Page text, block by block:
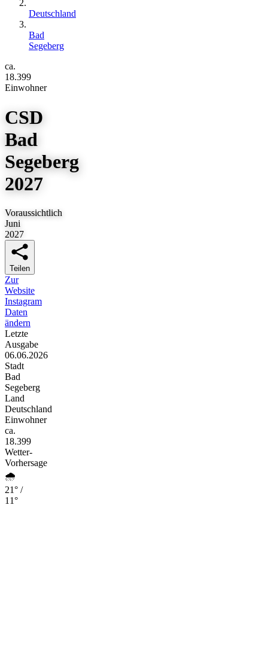
Deutschland
Bad
Segeberg
ca.
18.399
Einwohner
CSD
Bad
Segeberg
2027
Voraussichtlich
Juni
2027
Teilen
Zur
Website
Instagram
Daten
ändern
Letzte
Ausgabe
06.06.2026
Stadt
Bad
Segeberg
Land
Deutschland
Einwohner
ca.
18.399
Wetter-
Vorhersage
🌧️
21° /
11°